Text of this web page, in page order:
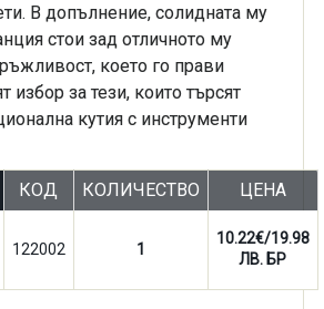
В допълнение, солидната му
стои зад отличното му
което го прави
избор за тези, които търсят
кутия с инструменти
КОД КОЛИЧЕСТВО ЦЕНА
122002 1
10.22€/19.98
ЛВ. БР